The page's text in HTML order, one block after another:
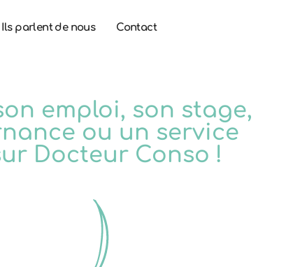
Ils parlent de nous Contact
emploi, son stage,
ou un service
Docteur Conso !